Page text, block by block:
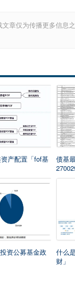
章仅为传播更多信息
产配置「fof基
债基
资公募基金政
什么
财」